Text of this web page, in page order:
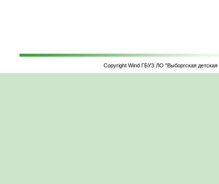
Copyright Wind ГБУЗ ЛО "Выборгская детская